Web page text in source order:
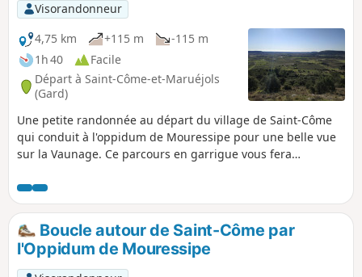
Visorandonneur
4,75 km
+115 m
-115 m
1h 40
Facile
Départ à Saint-Côme-et-Maruéjols
(Gard)
Une petite randonnée au départ du village de Saint-Côme
qui conduit à l'oppidum de Mouressipe pour une belle vue
sur la Vaunage. Ce parcours en garrigue vous fera
sinueux le long d'un petit vallon.
Boucle autour de Saint-Côme par
l'Oppidum de Mouressipe